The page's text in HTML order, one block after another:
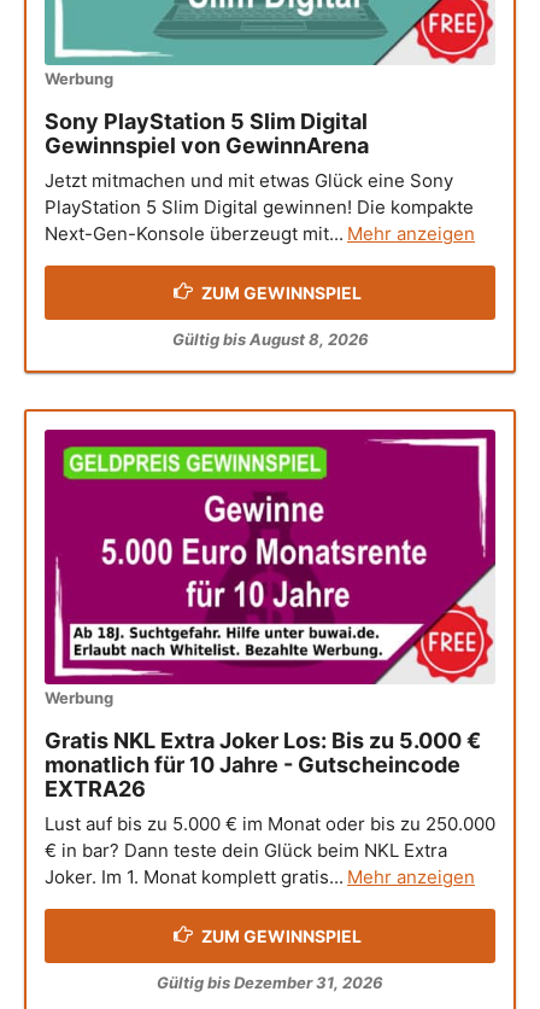
Werbung
Sony PlayStation 5 Slim Digital
Gewinnspiel von GewinnArena
Jetzt mitmachen und mit etwas Glück eine Sony
PlayStation 5 Slim Digital gewinnen! Die kompakte
Next-Gen-Konsole überzeugt mit... Mehr anzeigen
ZUM GEWINNSPIEL
Gültig bis August 8, 2026
Werbung
Gratis NKL Extra Joker Los: Bis zu 5.000 €
monatlich für 10 Jahre - Gutscheincode
EXTRA26
Lust auf bis zu 5.000 € im Monat oder bis zu 250.000
€ in bar? Dann teste dein Glück beim NKL Extra
Joker. Im 1. Monat komplett gratis... Mehr anzeigen
ZUM GEWINNSPIEL
Gültig bis Dezember 31, 2026